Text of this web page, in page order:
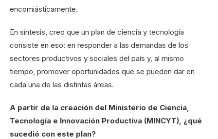
encomiásticamente.
En síntesis, creo que un plan de ciencia y tecnología
consiste en eso: en responder a las demandas de los
sectores productivos y sociales del país y, al mismo
tiempo, promover oportunidades que se pueden dar en
cada una de las distintas áreas.
A partir de la creación del Ministerio de Ciencia,
Tecnología e Innovación Productiva (MINCYT), ¿qué
sucedió con este plan?